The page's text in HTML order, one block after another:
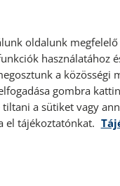
2024. november 11. •
jelent, és
ügyfélszolgálatunk
oldalunk
használatához
a közösségi
gombra
tiltani a sütiket vagy
el tájékoztatónkat.